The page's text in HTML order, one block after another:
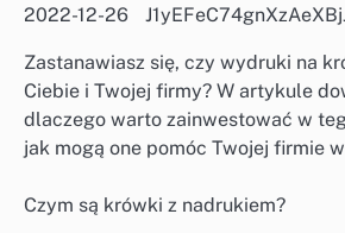
2022-12-26
Zastanawiasz się, czy wydruki na
Ciebie i Twojej firmy? W artykule
dlaczego warto zainwestować w
jak mogą one pomóc Twojej firmie
Czym są krówki z nadrukiem?